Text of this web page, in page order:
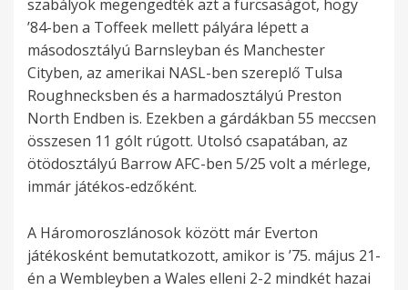
szabályok megengedték azt a furcsaságot, hogy
’84-ben a Toffeek mellett pályára lépett a
másodosztályú Barnsleyban és Manchester
Cityben, az amerikai NASL-ben szereplő Tulsa
Roughnecksben és a harmadosztályú Preston
North Endben is. Ezekben a gárdákban 55 meccsen
összesen 11 gólt rúgott. Utolsó csapatában, az
ötödosztályú Barrow AFC-ben 5/25 volt a mérlege,
immár játékos-edzőként.
A Háromoroszlánosok között már Everton
játékosként bemutatkozott, amikor is ’75. május 21-
én a Wembleyben a Wales elleni 2-2 mindkét hazai